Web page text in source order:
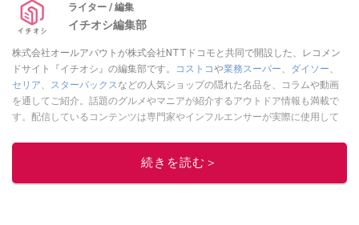
ライター / 編集
イチオシ編集部
株式会社オールアバウトが株式会社NTTドコモと共同で開設した、レコメン
ドサイト『イチオシ』の編集部です。
コストコや業務スーパー、 ダイソー、
セリア、 スターバックスなどの人気ショップの隠れた名品を、コラムや動画
を通してご紹介。話題のグルメやマニアが紹介するアウトドア情報も満載で
す。配信しているコンテンツは専門家やインフルエンサーが実際に使用して
ニュースでフォロー
続きを読む＞